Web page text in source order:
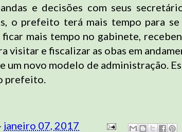
e decisões com seus
o prefeito terá mais tempo para
mais tempo no gabinete,
visitar e fiscalizar as obas em
um novo modelo de administração.
prefeito.
janeiro 07, 2017